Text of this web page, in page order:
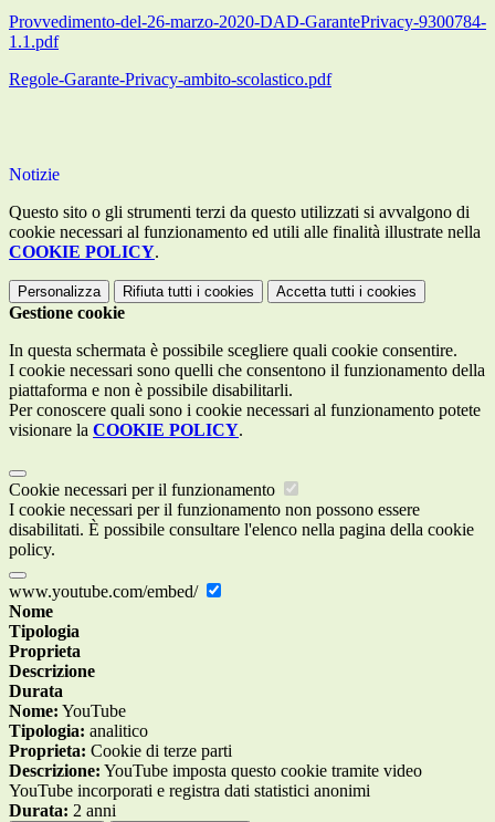
Provvedimento-del-26-marzo-2020-DAD-GarantePrivacy-9300784-
1.1.pdf
Regole-Garante-Privacy-ambito-scolastico.pdf
Notizie
Questo sito o gli strumenti terzi da questo utilizzati si avvalgono di
cookie necessari al funzionamento ed utili alle finalità illustrate nella
COOKIE POLICY.
Personalizza Rifiuta tutti i cookies Accetta tutti i cookies
Gestione cookie
In questa schermata è possibile scegliere quali cookie consentire.
I cookie necessari sono quelli che consentono il funzionamento della
piattaforma e non è possibile disabilitarli.
Per conoscere quali sono i cookie necessari al funzionamento potete
visionare la COOKIE POLICY.
Cookie necessari per il funzionamento
I cookie necessari per il funzionamento non possono essere
disabilitati. È possibile consultare l'elenco nella pagina della cookie
policy.
www.youtube.com/embed/
Nome
Tipologia
Proprieta
Descrizione
Durata
Nome: YouTube
Tipologia: analitico
Proprieta: Cookie di terze parti
Descrizione: YouTube imposta questo cookie tramite video
YouTube incorporati e registra dati statistici anonimi
Durata: 2 anni